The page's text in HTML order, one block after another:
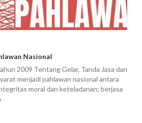
Nasional
2009 Tentang Gelar, Tanda Jasa dan
menjadi pahlawan nasional antara
moral dan keteladanan; berjasa